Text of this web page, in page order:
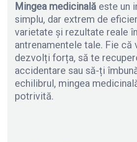
Mingea medicinală este un
simplu, dar extrem de
varietate și rezultate reale în
antrenamentele tale. Fie că
dezvolți forța, să te
accidentare sau să-ți
echilibrul, mingea
potrivită.